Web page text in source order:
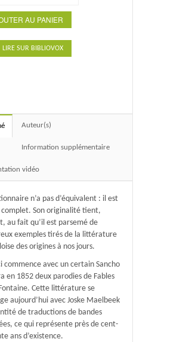
AU PANIER
LIRE SUR BIBLIOVOX
Auteur(s)
Information supplémentaire
vidéo
n’a pas d’équivalent : il est
complet. Son originalité tient,
au fait qu’il est parsemé de
exemples tirés de la littérature
des origines à nos jours.
commence avec un certain Sancho
en 1852 deux parodies de Fables
Cette littérature se
aujourd’hui avec Joske Maelbeek
de traductions de bandes
ce qui représente près de cent-
ans d’existence.